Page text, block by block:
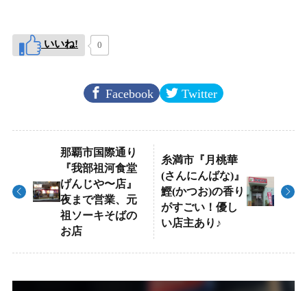
いいね! 0
Facebook Twitter
那覇市国際通り
『我部祖河食堂
げんじや〜店』
夜まで営業、元
祖ソーキそばの
お店
糸満市『月桃華
(さんにんばな)』
鰹(かつお)の香り
がすごい！優し
い店主あり♪